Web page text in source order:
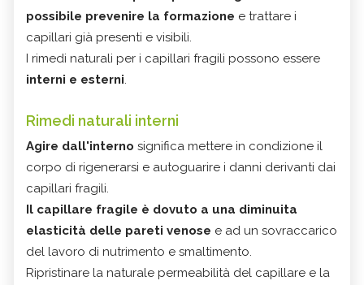
possibile prevenire la formazione e trattare i
capillari già presenti e visibili.
I rimedi naturali per i capillari fragili possono essere
interni e esterni.
Rimedi naturali interni
Agire dall'interno significa mettere in condizione il
corpo di rigenerarsi e autoguarire i danni derivanti dai
capillari fragili.
Il capillare fragile è dovuto a una diminuita
elasticità delle pareti venose e ad un sovraccarico
del lavoro di nutrimento e smaltimento.
Ripristinare la naturale permeabilità del capillare e la